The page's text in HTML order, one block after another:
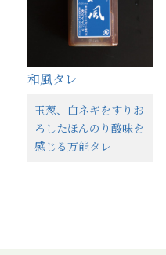
和風タレ
玉葱、白ネギをすりお
ろしたほんのり酸味を
感じる万能タレ